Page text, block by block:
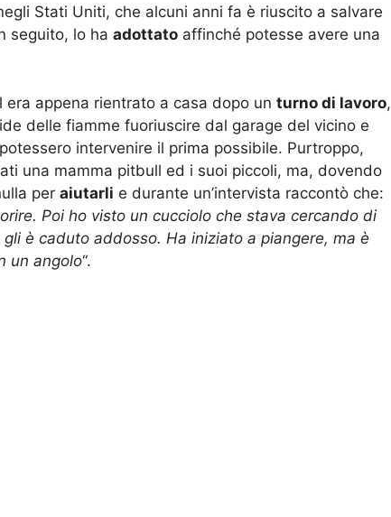
Stati Uniti, che alcuni anni fa è riuscito a salvare
seguito, lo ha adottato affinché potesse avere una
era appena rientrato a casa dopo un turno di lavoro,
delle fiamme fuoriuscire dal garage del vicino e
intervenire il prima possibile. Purtroppo,
una mamma pitbull ed i suoi piccoli, ma, dovendo
per aiutarli e durante un’intervista raccontò che:
Poi ho visto un cucciolo che stava cercando di
è caduto addosso. Ha iniziato a piangere, ma è
un angolo“.